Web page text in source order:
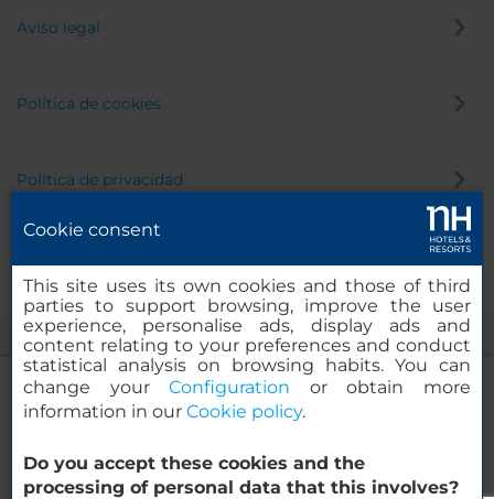
NH Collection Palacio de Burgos
Aviso legal
Política de cookies
Política de privacidad
© 2000-2026 MINOR HOTELS EUROPE & AMERICAS Santa Engracia,
Cookie consent
This site uses its own cookies and those of third
parties to support browsing, improve the user
experience, personalise ads, display ads and
content relating to your preferences and conduct
statistical analysis on browsing habits. You can
change yourConfiguration or obtain more
information in our Cookie policy.
Do you accept these cookies and the
processing of personal data that this involves?